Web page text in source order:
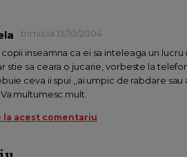
trimis la 13/10/2004
inseamna ca ei sa inteleaga un lucru
stie sa ceara o jucarie, vorbeste la
ceva ii spui ,,ai umpic de rabdare
multumesc mult.
la acest comentariu